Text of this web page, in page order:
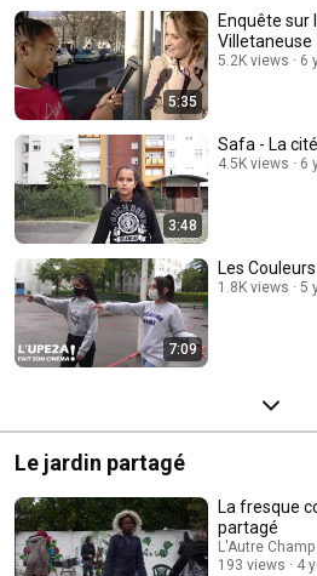
5:35
Enquête sur
Villetaneuse
5.2K views 6
3:48
Safa - La
4.5K views 6
7:09
Les
1.8K views 5
Le jardin partagé
La fresque
partagé
L'Autre Champ
193 views
4